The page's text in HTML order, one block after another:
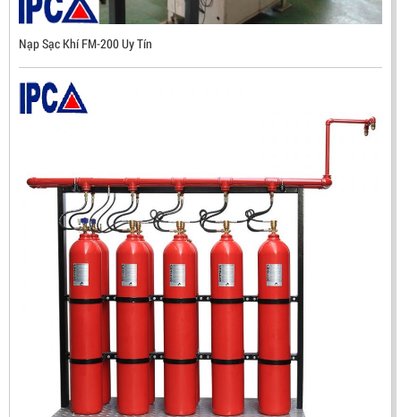
ĐẦU BÁO TIA LỬA IR3 RX500 CHỐNG CHÁY NỔ TIÊU
CHUẨN FM HÀN QUỐC
LIÊN HỆ
Mã sản phẩm: RX500
Nạp Sạc Khí FM-200 Uy Tín